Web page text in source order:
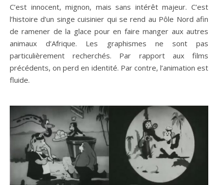
C’est innocent, mignon, mais sans intérêt majeur. C’est
l’histoire d’un singe cuisinier qui se rend au Pôle Nord afin
de ramener de la glace pour en faire manger aux autres
animaux d’Afrique. Les graphismes ne sont pas
particulièrement recherchés. Par rapport aux films
précédents, on perd en identité. Par contre, l’animation est
fluide.